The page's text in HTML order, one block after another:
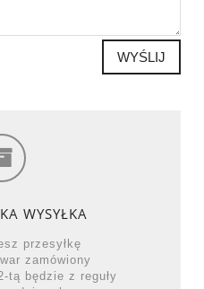
WYŚLIJ
WYSYŁKA
przesyłkę
zamówiony
tą będzie z reguły